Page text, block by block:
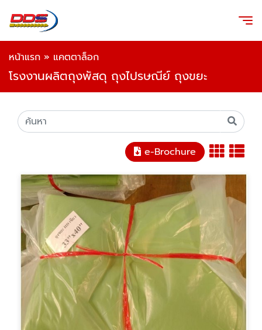
หน้าแรก » แคตตาล็อก
โรงงานผลิตถุงพัสดุ ถุงไปรษณีย์ ถุงขยะ
e-Brochure